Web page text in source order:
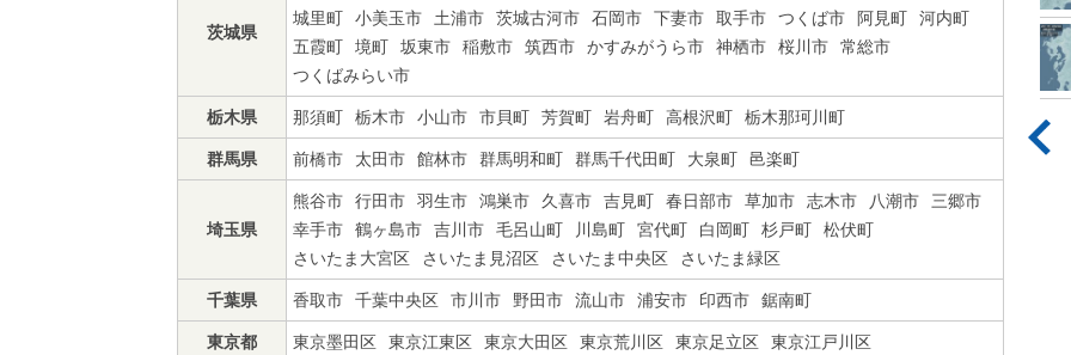
茨城県
城里町
小美玉市 土浦市 茨城古河市 石岡市 下妻市 取手市 つくば市 阿見町
河内町
五霞町
境町 坂東市 稲敷市 筑西市 かすみがうら市 神栖市 桜川市
常総市
つくばみらい市
栃木県 那須町 栃木市 小山市 市貝町 芳賀町 岩舟町 高根沢町 栃木那珂川町
群馬県 前橋市 太田市 館林市 群馬明和町 群馬千代田町 大泉町 邑楽町
埼玉県
熊谷市 行田市 羽生市 鴻巣市 久喜市 吉見町 春日部市 草加市 志木市 八潮市
三郷市
幸手市
鶴ヶ島市 吉川市 毛呂山町 川島町 宮代町 白岡町 杉戸町
松伏町
さいたま大宮区
さいたま見沼区 さいたま中央区 さいたま緑区
千葉県 香取市 千葉中央区 市川市 野田市 流山市 浦安市 印西市 鋸南町
東京都 東京墨田区 東京江東区 東京大田区 東京荒川区 東京足立区 東京江戸川区